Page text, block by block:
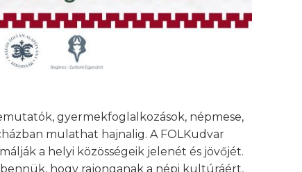
gyermekfoglalkozások, népmese,
mulathat hajnalig. A FOLKudvar
a helyi közösségeik jelenét és jövőjét.
hogy rajonganak a népi kultúráért,